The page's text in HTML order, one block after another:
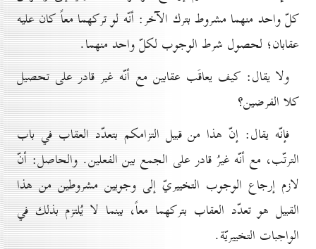
كلّ واحد منهما مشروط بترك الآخر: أنّه لو تركهما معاً كان عليه
عقابان؛ لحصول شرط الوجوب لكلّ واحد منهما.
ولا يقال: كيف يعاقَب عقابين مع أنّه غير قادر على تحصيل
كلا الفرضين؟
فإنّه يقال: إنّ هذا من قبيل التزامكم بتعدّد العقاب في باب
الترتّب، مع أنّه غيرُ قادر على الجمع بين الفعلين. والحاصل: أنّ
لازم إرجاع الوجوب التخييريّ إلى وجوبين مشروطين من هذا
القبيل هو تعدّد العقاب بتركهما معاً، بينما لا يُلتزم بذلك في
الواجبات التخييريّة.